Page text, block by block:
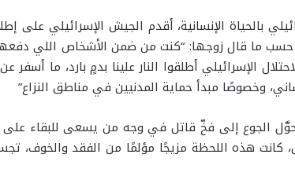
بالحياة الإنسانية، أقدم الجيش الإسرائيلي على
ما قال زوجها: “كنت من ضمن الأشخاص اللي دفعهم
الإسرائيلي أطلقوا النار علينا بدمٍ بارد، ما
وخصوصًا مبدأ حماية المدنيين في مناطق النزاع”
الجوع إلى فخّ قاتل في وجه من يسعى للبقاء على
اللحظة مزيجًا مؤلمًا من الفقد والخوف،